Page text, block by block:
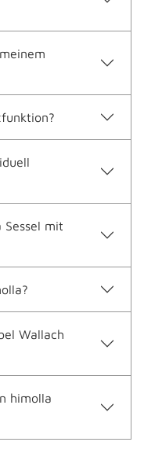
mit
Wallach
himolla